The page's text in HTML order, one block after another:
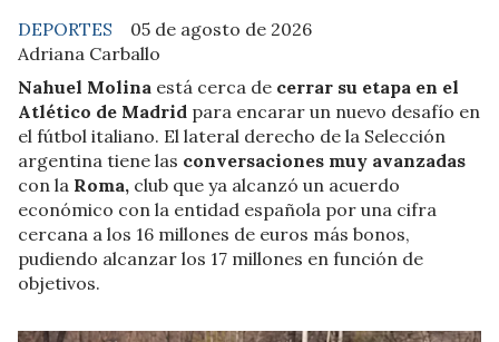
Adriana Carballo
DEPORTES 05 de agosto de 2026
Nahuel Molina está cerca de cerrar su etapa en el
Atlético de Madrid para encarar un nuevo desafío en
el fútbol italiano. El lateral derecho de la Selección
argentina tiene las conversaciones muy avanzadas
con la Roma, club que ya alcanzó un acuerdo
económico con la entidad española por una cifra
cercana a los 16 millones de euros más bonos,
pudiendo alcanzar los 17 millones en función de
objetivos.